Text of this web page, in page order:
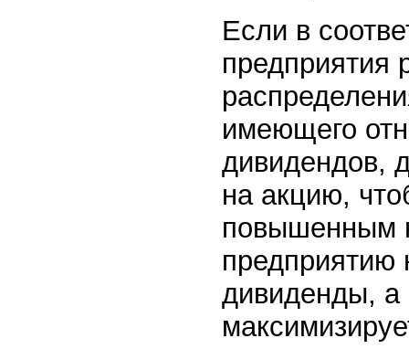
Если в
предприятия
имеющего
дивидендов,
на акцию,
повышенным
предприятию
дивиденды, а